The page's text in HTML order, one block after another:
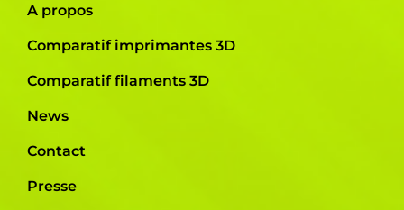
A propos
Comparatif imprimantes 3D
Comparatif filaments 3D
News
Contact
Presse